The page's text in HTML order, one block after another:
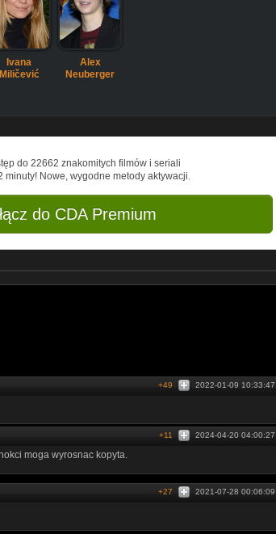
Ivana
Miličević
Alex
Neuberger
do 22662 znakomitych filmów i seriali
minuty! Nowe, wygodne metody aktywacji.
do CDA Premium
2022-01-09 10:33:47
+49
2024-04-20 04:00:27
+11
moga wyrosnac kopyta.
2021-07-28 00:06:09
+27